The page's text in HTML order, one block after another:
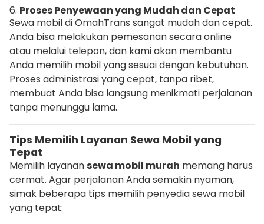
6. Proses Penyewaan yang Mudah dan Cepat
Sewa mobil di OmahTrans sangat mudah dan cepat.
Anda bisa melakukan pemesanan secara online
atau melalui telepon, dan kami akan membantu
Anda memilih mobil yang sesuai dengan kebutuhan.
Proses administrasi yang cepat, tanpa ribet,
membuat Anda bisa langsung menikmati perjalanan
tanpa menunggu lama.
Tips Memilih Layanan Sewa Mobil yang
Tepat
Memilih layanansewa mobil murah memang harus
cermat. Agar perjalanan Anda semakin nyaman,
simak beberapa tips memilih penyedia sewa mobil
yang tepat: